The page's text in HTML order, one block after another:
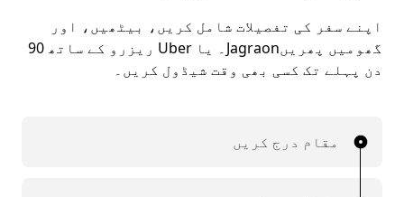
اپنے سفر کی تفصیلات شامل کریں، بیٹھیں، اور
گھومیں پھریںJagraon۔ یا Uber ریزرو کے ساتھ 90
دن پہلے تک کسی بھی وقت شیڈول کریں۔
مقام درج کریں